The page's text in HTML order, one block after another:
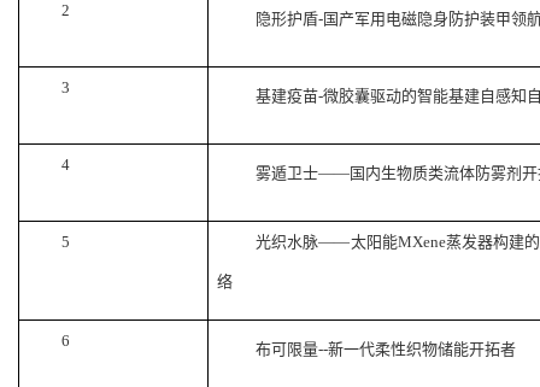
2 隐形护盾-国产军用电磁隐身防护装甲领
3 基建疫苗-微胶囊驱动的智能基建自感知
4 雾遁卫士——国内生物质类流体防雾剂开
5 光织水脉——太阳能MXene蒸发器构建
络
6 布可限量--新一代柔性织物储能开拓者